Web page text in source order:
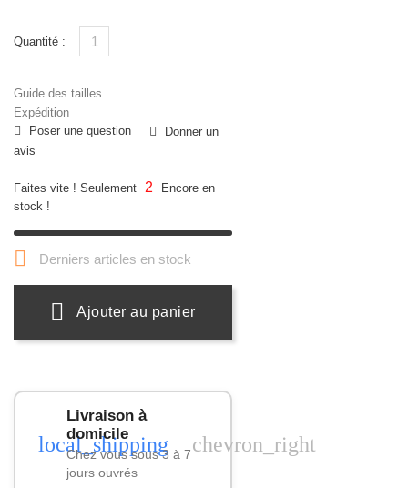
Quantité :
Guide des tailles
Expédition
Poser une question
Donner un
avis
Faites vite ! Seulement 2
Encore en
stock !
 Derniers articles en stock
Ajouter au panier
local_shipping
Livraison à
domicile
Chez vous sous 3 à 7
jours ouvrés
chevron_right